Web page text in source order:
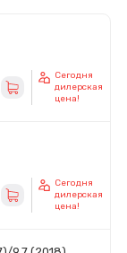
Сегодня
дилерская
цена!
Сегодня
дилерская
цена!